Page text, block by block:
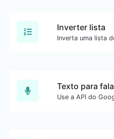
Inverter lista
Texto para fala